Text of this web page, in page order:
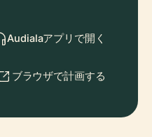
Audialaアプリで開く
ブラウザで計画する